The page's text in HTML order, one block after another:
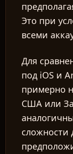
Это при
всеми
Для
под iOS и
примерно
США или
сложности